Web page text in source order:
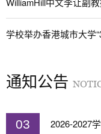
通知公告
03 2026-2027